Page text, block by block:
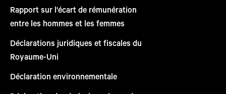
Rapport sur l'écart de rémunération
entre les hommes et les femmes
Déclarations juridiques et fiscales du
Royaume-Uni
Déclaration environnementale